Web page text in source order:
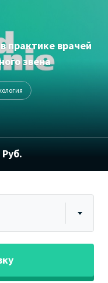
практике врачей
звена
Руб.